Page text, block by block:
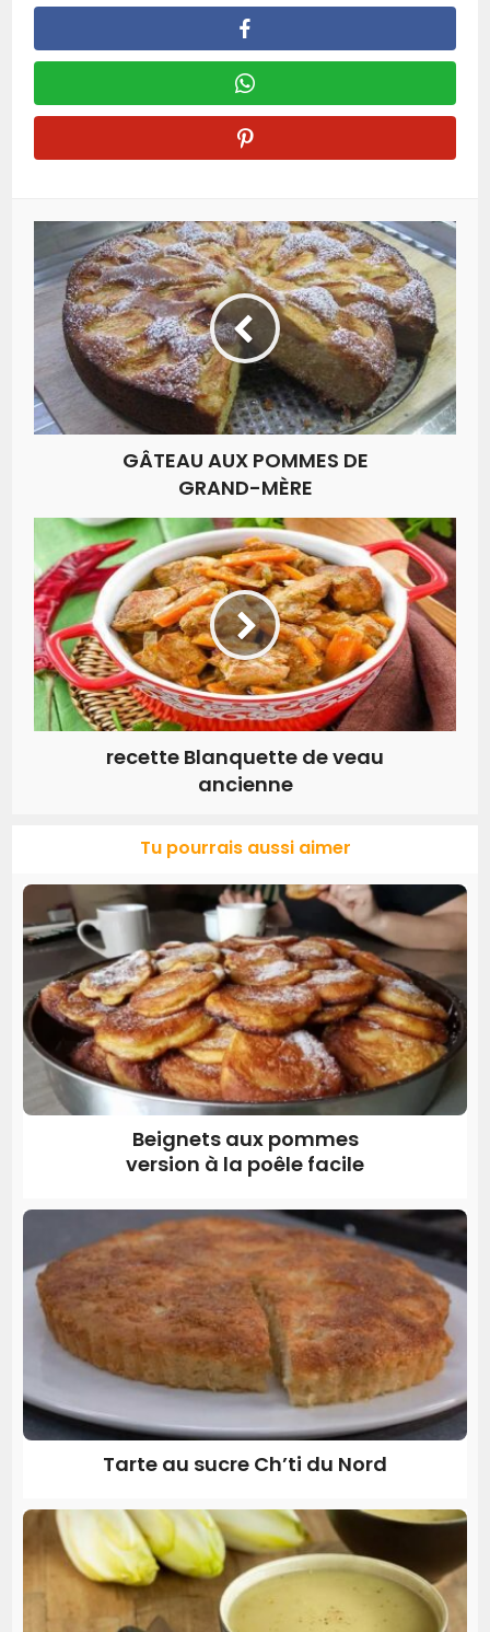
GÂTEAU AUX POMMES DE
GRAND-MÈRE
recette Blanquette de veau
ancienne
Tu pourrais aussi aimer
Beignets aux pommes
version à la poêle facile
Tarte au sucre Ch’ti du Nord